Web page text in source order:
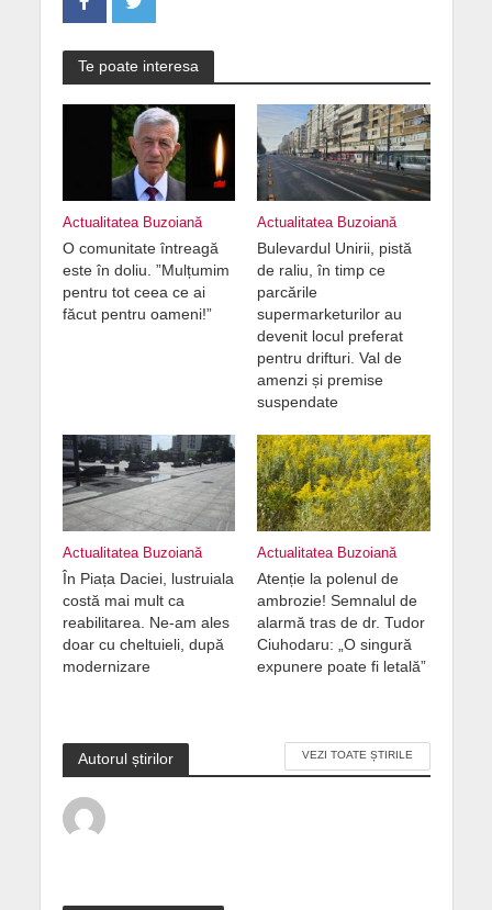
Te poate interesa
Actualitatea Buzoiană
O comunitate întreagă
este în doliu. ”Mulțumim
pentru tot ceea ce ai
făcut pentru oameni!”
Actualitatea Buzoiană
Bulevardul Unirii, pistă
de raliu, în timp ce
parcările
supermarketurilor au
devenit locul preferat
pentru drifturi. Val de
amenzi și premise
suspendate
Actualitatea Buzoiană
În Piața Daciei, lustruiala
costă mai mult ca
reabilitarea. Ne-am ales
doar cu cheltuieli, după
modernizare
Actualitatea Buzoiană
Atenție la polenul de
ambrozie! Semnalul de
alarmă tras de dr. Tudor
Ciuhodaru: „O singură
expunere poate fi letală”
Autorul știrilor VEZI TOATE ȘTIRILE